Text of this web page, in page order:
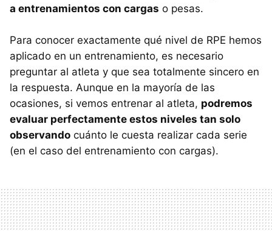
a entrenamientos con cargas o pesas.
Para conocer exactamente qué nivel de RPE hemos
aplicado en un entrenamiento, es necesario
preguntar al atleta y que sea totalmente sincero en
la respuesta. Aunque en la mayoría de las
ocasiones, si vemos entrenar al atleta, podremos
evaluar perfectamente estos niveles tan solo
observando cuánto le cuesta realizar cada serie
(en el caso del entrenamiento con cargas).